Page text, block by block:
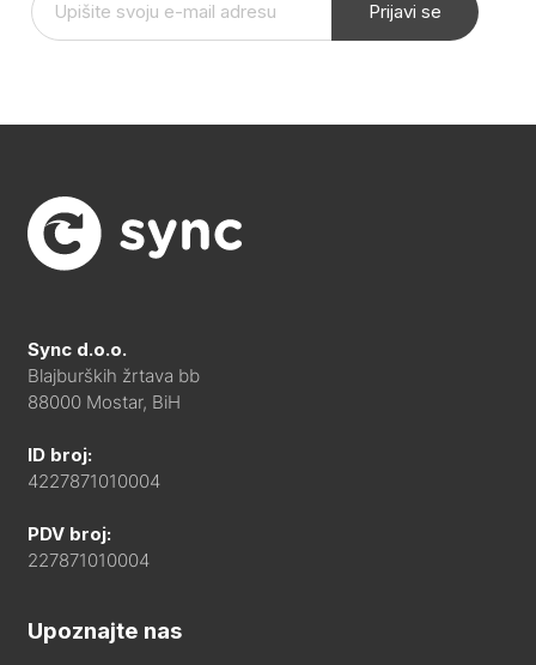
Prijavi se
Sync d.o.o.
Blajburških žrtava bb
88000 Mostar, BiH
ID broj:
4227871010004
PDV broj:
227871010004
Upoznajte nas